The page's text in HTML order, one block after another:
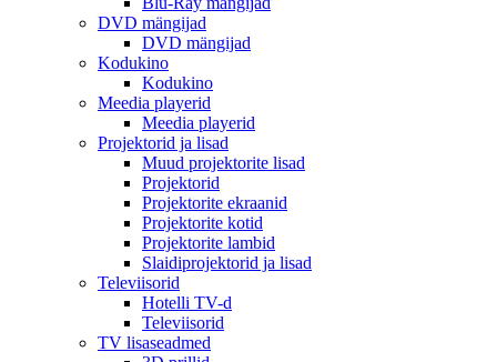
DVD mängijad
DVD mängijad
Kodukino
Kodukino
Meedia playerid
Meedia playerid
Projektorid ja lisad
Muud projektorite lisad
Projektorid
Projektorite ekraanid
Projektorite kotid
Projektorite lambid
Slaidiprojektorid ja lisad
Televiisorid
Hotelli TV-d
Televiisorid
TV lisaseadmed